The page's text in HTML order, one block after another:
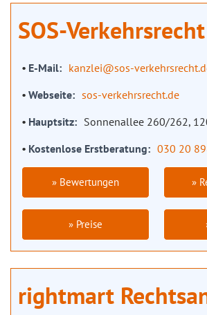
SOS-Verkehrsrecht
E-Mail
kanzlei@sos-
Webseite
sos-verkehrsrecht.de
Hauptsitz
Sonnenallee 260/262,
Kostenlose Erstberatung
030 20
» Bewertungen »
» Preise
rightmart